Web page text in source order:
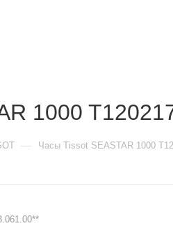
1000
— Часы Тissot SEASTAR 1000